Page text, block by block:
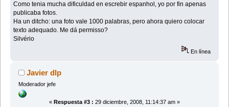
Como tenia mucha dificuldad en escrebir espanhol, yo por fin apenas
publicaba fotos.
Ha un ditcho: una foto vale 1000 palabras, pero ahora quiero colocar
texto adequado. Me dá permisso?
Silvério
En línea
Javier dlp
Moderador jefe
« Respuesta #3 : 29 diciembre, 2008, 11:14:37 am »